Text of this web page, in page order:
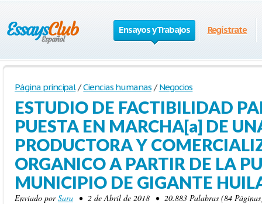
Ensayos y Trabajos Regístrate
Página principal / Ciencias humanas / Negocios
ESTUDIO DE FACTIBILIDAD
PUESTA EN MARCHA[a] DE
PRODUCTORA Y
ORGANICO A PARTIR DE LA
MUNICIPIO DE GIGANTE
Enviado porSara • 2 de Abril de 2018 • 20.883 Palabras (84